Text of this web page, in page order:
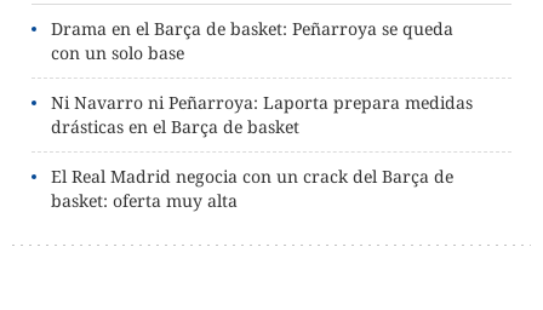
Drama en el Barça de basket: Peñarroya se queda
con un solo base
Ni Navarro ni Peñarroya: Laporta prepara medidas
drásticas en el Barça de basket
El Real Madrid negocia con un crack del Barça de
basket: oferta muy alta